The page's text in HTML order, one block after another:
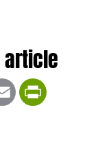
Email